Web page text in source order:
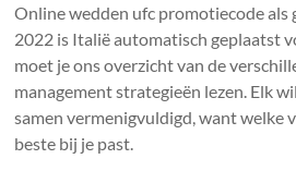
Online wedden ufc promotiecode als
2022 is Italië automatisch geplaatst
moet je ons overzicht van de
management strategieën lezen. Elk
samen vermenigvuldigd, want welke
beste bij je past.